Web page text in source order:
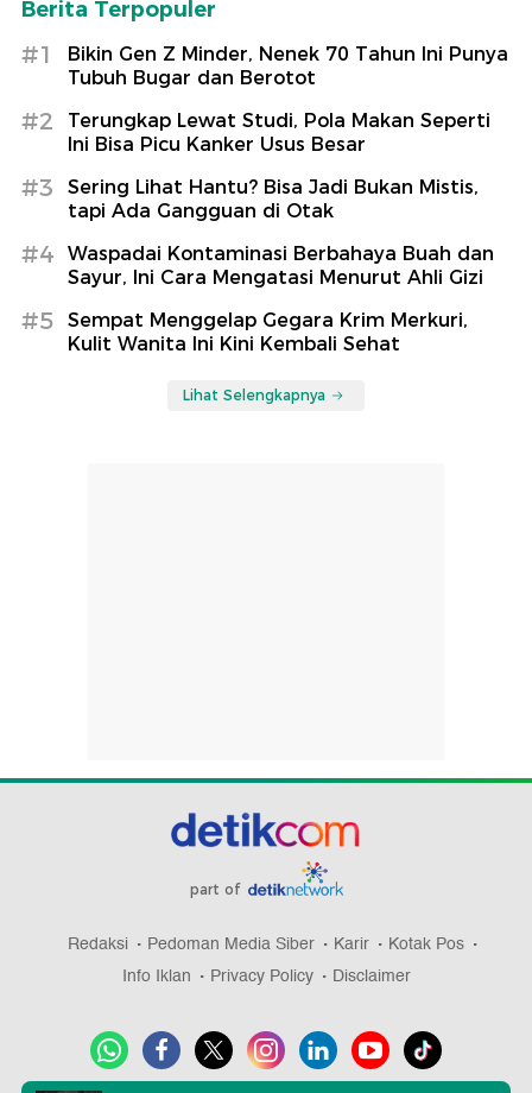
Berita Terpopuler
#1
Bikin Gen Z Minder, Nenek 70 Tahun Ini Punya
Tubuh Bugar dan Berotot
#2
Terungkap Lewat Studi, Pola Makan Seperti
Ini Bisa Picu Kanker Usus Besar
#3
Sering Lihat Hantu? Bisa Jadi Bukan Mistis,
tapi Ada Gangguan di Otak
#4
Waspadai Kontaminasi Berbahaya Buah dan
Sayur, Ini Cara Mengatasi Menurut Ahli Gizi
#5
Sempat Menggelap Gegara Krim Merkuri,
Kulit Wanita Ini Kini Kembali Sehat
Lihat Selengkapnya
part of
Redaksi Pedoman Media Siber Karir
Kotak Pos
Info Iklan
Privacy Policy Disclaimer